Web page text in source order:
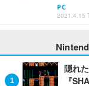
PC
2021.4.15
隠れ
『